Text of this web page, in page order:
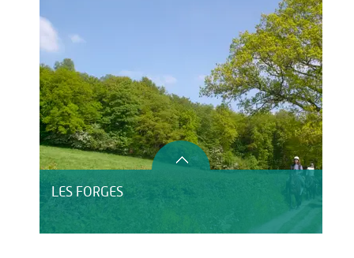
LES FORGES
LE DOMAINE DE BLANGY
HÔTEL LE CLOS DU MONTVINAGE